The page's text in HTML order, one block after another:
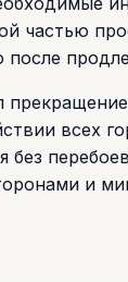
частью
всех
без
и